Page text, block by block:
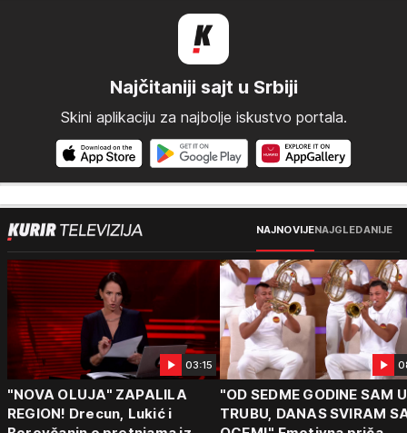
Najčitaniji sajt u Srbiji
Skini aplikaciju za najbolje iskustvo portala.
NAJNOVIJENAJGLEDANIJE
03:15
"NOVA OLUJA" ZAPALILA
REGION! Drecun, Lukić i
"OD SEDME GODINE SAM
TRUBU, DANAS SVIRAM